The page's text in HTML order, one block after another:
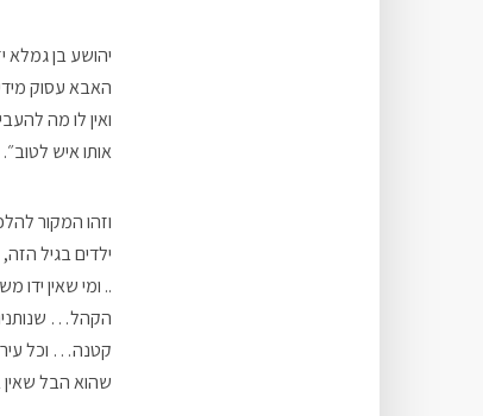
יהושע בן גמלא
האבא עסוק
ואין לו מה
אותו איש לטוב״.
וזהו המקור
ילדים בגיל
.. ומי שאין ידו
הקהל… שנותנים
קטנה… וכל עיר
שהוא הבל שאין